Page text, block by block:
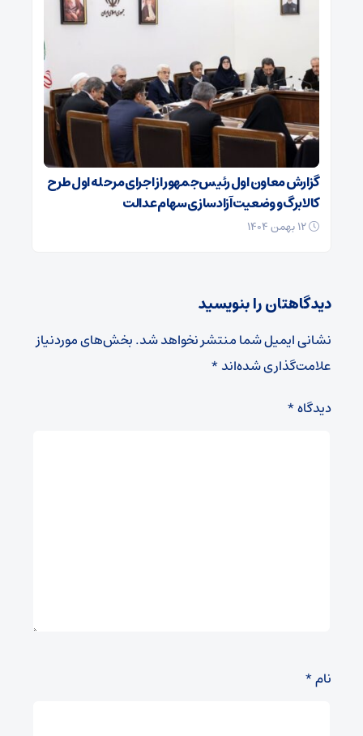
گزارش معاون اول رئیس‌جمهور از اجرای مرحله اول طرح
کالابرگ و وضعیت آزادسازی سهام عدالت
دیدگاهتان را بنویسید
نشانی ایمیل شما منتشر نخواهد شد.بخش‌های موردنیاز
علامت‌گذاری شده‌اند*
دیدگاه*
نام*